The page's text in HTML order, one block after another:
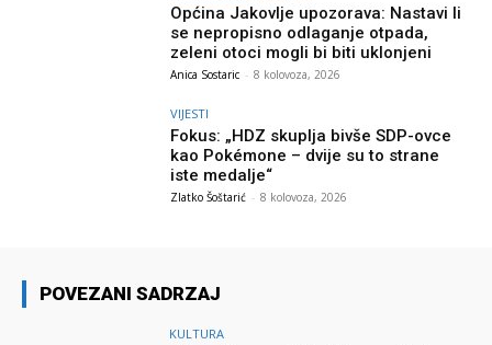
Općina Jakovlje upozorava: Nastavi li
se nepropisno odlaganje otpada,
zeleni otoci mogli bi biti uklonjeni
Anica Sostaric - 8 kolovoza, 2026
VIJESTI
Fokus: „HDZ skuplja bivše SDP-ovce
kao Pokémone – dvije su to strane
iste medalje“
Zlatko Šoštarić - 8 kolovoza, 2026
POVEZANI SADRZAJ
KULTURA